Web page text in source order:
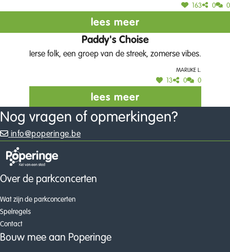
163 0 0
lees meer
Paddy's Choise
Ierse folk, een groep van de streek, zomerse vibes.
Marijke L.
13 0 0
lees meer
Nog vragen of opmerkingen?
info@poperinge.be
Over de parkconcerten
Wat zijn de parkconcerten
Spelregels
Contact
Bouw mee aan Poperinge